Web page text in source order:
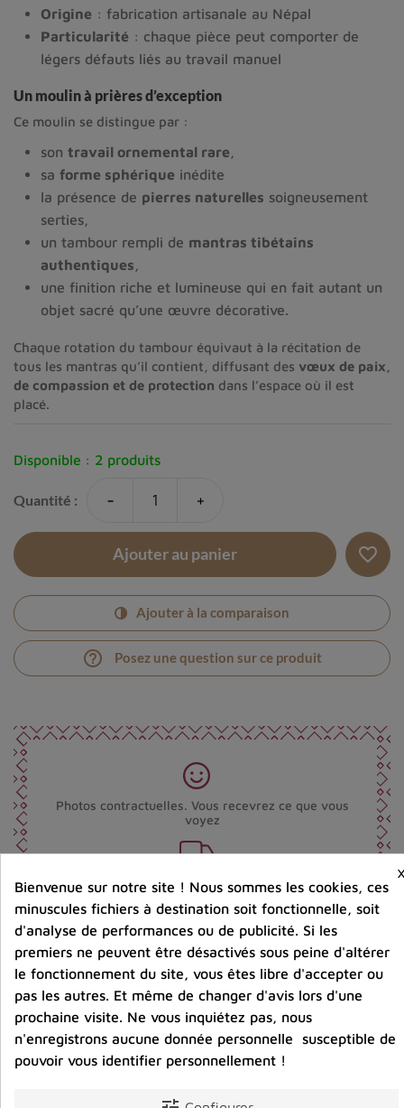
Origine : fabrication artisanale au Népal
Particularité : chaque pièce peut comporter de
légers défauts liés au travail manuel
Un moulin à prières d’exception
Ce moulin se distingue par :
son travail ornemental rare
sa forme sphérique inédite
la présence de pierres naturelles soigneusement
serties,
un tambour rempli de mantras tibétains
authentiques
une finition riche et lumineuse qui en fait autant un
objet sacré qu’une œuvre décorative.
Chaque rotation du tambour équivaut à la récitation de
tous les mantras qu’il contient, diffusant des vœux de paix,
de compassion et de protection dans l’espace où il est
placé.
Disponible : 2 produits
Quantité : - +
Ajouter au panier favorite_border
Ajouter à la comparaison
help_outline Posez une question sur ce produit
Photos contractuelles. Vous recevrez ce que vous
voyez
Port offert dès 80 € d’achat en France métropolitaine.
100 € pour la Belgique
Entreprise éco-responsable.
Bijoux argent fabriqués sans émission de gaz
carbonique
Partager :
Bienvenue sur notre site ! Nous sommes les cookies, ces
minuscules fichiers à destination soit fonctionnelle, soit
d'analyse de performances ou de publicité. Si les
premiers ne peuvent être désactivés sous peine d'altérer
le fonctionnement du site, vous êtes libre d'accepter ou
pas les autres. Et même de changer d'avis lors d'une
prochaine visite. Ne vous inquiétez pas, nous
n'enregistrons aucune donnée personnelle susceptible de
pouvoir vous identifier personnellement !